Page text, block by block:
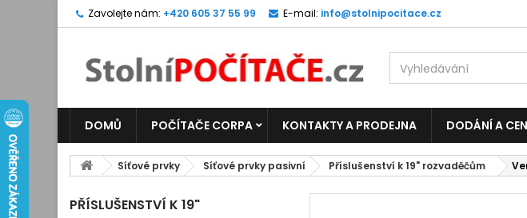
Zavolejte nám: +420 605 37 55 99 E-mail: info@stolnipocitace.cz
DOMŮ POČÍTAČE CORPA KONTAKTY A PRODEJNA DODÁNÍ A
Síťové prvky Síťové prvky pasivní Příslušenství k 19" rozvaděčům
PŘÍSLUŠENSTVÍ K 19"